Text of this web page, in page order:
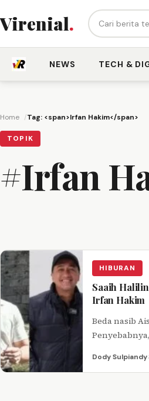
Virenial. Cari berita...
NEWS TECH &
Home Tag: <span>Irfan Hakim</span>
TOPIK
#Irfan
HIBURAN
Saaih
Irfan Hakim
Beda nasib
Dody Sulpiandy·